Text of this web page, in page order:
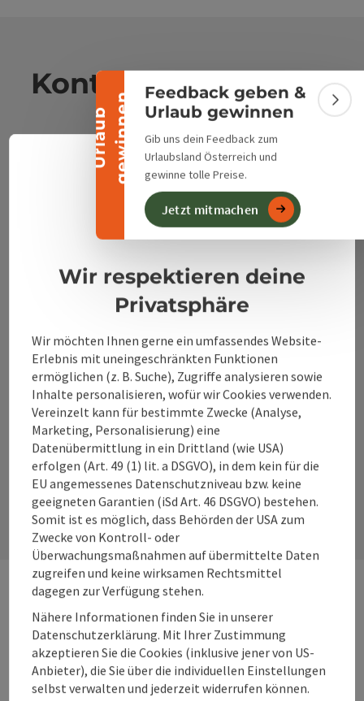
U
r
l
a
u
b
g
e
w
i
n
n
en
Banner einklappen
Feedback geben &
Urlaub gewinnen
Gib uns dein Feedback zum
Urlaubsland Österreich und
gewinne tolle Preise.
Jetzt mitmachen
Kontakt
Alpenland Tourismus GmbH
Bahnhofstraße 2
4580 Windischgarsten
info@360alpenland.com
InstagramFacebookYouTube
Kontaktformular
Webseiten
Services
Datenschutzerklärung
Impressum
Wir respektieren deine
Privatsphäre
Wir möchten Ihnen gerne ein umfassendes Website-
Erlebnis mit uneingeschränkten Funktionen
ermöglichen (z. B. Suche), Zugriffe analysieren sowie
Inhalte personalisieren, wofür wir Cookies verwenden.
Vereinzelt kann für bestimmte Zwecke (Analyse,
Marketing, Personalisierung) eine
Datenübermittlung in ein Drittland (wie USA)
erfolgen (Art. 49 (1) lit. a DSGVO), in dem kein für die
EU angemessenes Datenschutzniveau bzw. keine
geeigneten Garantien (iSd Art. 46 DSGVO) bestehen.
Somit ist es möglich, dass Behörden der USA zum
Zwecke von Kontroll- oder
Überwachungsmaßnahmen auf übermittelte Daten
zugreifen und keine wirksamen Rechtsmittel
dagegen zur Verfügung stehen.
Nähere Informationen finden Sie in unserer
Datenschutzerklärung. Mit Ihrer Zustimmung
akzeptieren Sie die Cookies (inklusive jener von US-
Anbieter), die Sie über die individuellen Einstellungen
selbst verwalten und jederzeit widerrufen können.